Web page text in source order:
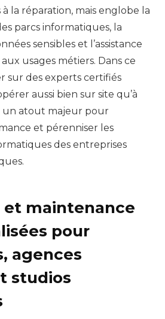
la réparation, mais englobe la
parcs informatiques, la
sensibles et l’assistance
usages métiers. Dans ce
sur des experts certifiés
aussi bien sur site qu’à
un atout majeur pour
et pérenniser les
des entreprises
et maintenance
pour
agences
studios